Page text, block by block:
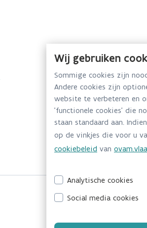
Wij gebruiken
Sommige cookies zijn
Andere cookies zijn
website te verbeteren en
'functionele cookies' die
staan standaard aan.
op de vinkjes die voor u
cookiebeleid van
Analytische cookies
Social media cookies